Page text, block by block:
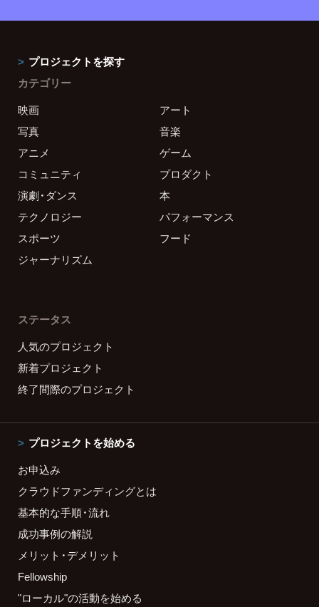
プロジェクトを探す
カテゴリー
映画
アート
写真
音楽
アニメ
ゲーム
コミュニティ
プロダクト
演劇・ダンス
本
テクノロジー
パフォーマンス
スポーツ
フード
ジャーナリズム
ステータス
人気のプロジェクト
新着プロジェクト
終了間際のプロジェクト
プロジェクトを始める
お申込み
クラウドファンディングとは
基本的な手順・流れ
成功事例の解説
メリット・デメリット
Fellowship
"ローカル"の活動を始める